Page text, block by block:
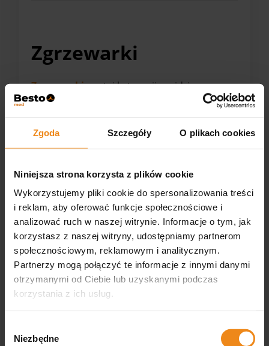
Zgoda Szczegóły O plikach cookies
Niniejsza strona korzysta z plików cookie
Wykorzystujemy pliki cookie do spersonalizowania treści
i reklam, aby oferować funkcje społecznościowe i
analizować ruch w naszej witrynie. Informacje o tym, jak
korzystasz z naszej witryny, udostępniamy partnerom
społecznościowym, reklamowym i analitycznym.
Partnerzy mogą połączyć te informacje z innymi danymi
otrzymanymi od Ciebie lub uzyskanymi podczas
korzystania z ich usług.
zgody
Niezbędne
Zgrzewarki
Zgrzewarki– w tej kategorii znajdziesz
wyposażenie i materiały dobrane z myślą o
bezpiecznej, wygodnej i profesjonalnej pracy
ze zwierzętami.
Zgrzewarki(sealery) w weterynarii są
urządzeniami używanymi do zamykania
worków lub opakowań za pomocą ciepła i
nacisku. Te urządzenia tworzą szczelne
połączenie, które zapobiega wyciekowi lub
zanieczyszczeniu zawartości worka lub
opakowania. W placówkach weterynaryjnych
zgrzewarki mogą być wykorzystywane w
różnych zastosowaniach, takich jak
przechowywanie próbek, leków czy żywności,
a także do dezynfekcji, sterylizacji lub innego
pakowania. Oto kilka istotnych informacji na